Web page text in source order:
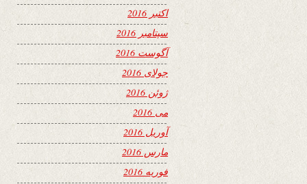
اکتبر 2016
سپتامبر 2016
آگوست 2016
جولای 2016
ژوئن 2016
می 2016
آوریل 2016
مارس 2016
فوریه 2016